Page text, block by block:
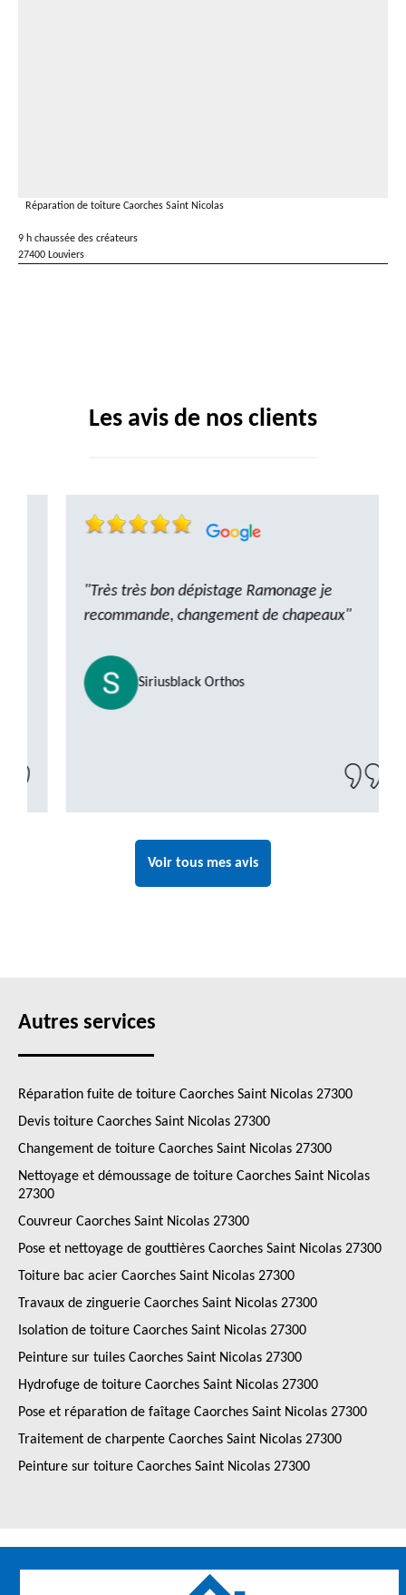
Réparation de toiture Caorches Saint Nicolas
9 h chaussée des créateurs
27400 Louviers
Les avis de nos clients
"Très très bon dépistage Ramonage je
recommande, changement de chapeaux"
Siriusblack Orthos
Voir tous mes avis
Autres services
Réparation fuite de toiture Caorches Saint Nicolas 27300
Devis toiture Caorches Saint Nicolas 27300
Changement de toiture Caorches Saint Nicolas 27300
Nettoyage et démoussage de toiture Caorches Saint Nicolas
27300
Couvreur Caorches Saint Nicolas 27300
Pose et nettoyage de gouttières Caorches Saint Nicolas 27300
Toiture bac acier Caorches Saint Nicolas 27300
Travaux de zinguerie Caorches Saint Nicolas 27300
Isolation de toiture Caorches Saint Nicolas 27300
Peinture sur tuiles Caorches Saint Nicolas 27300
Hydrofuge de toiture Caorches Saint Nicolas 27300
Pose et réparation de faîtage Caorches Saint Nicolas 27300
Traitement de charpente Caorches Saint Nicolas 27300
Peinture sur toiture Caorches Saint Nicolas 27300